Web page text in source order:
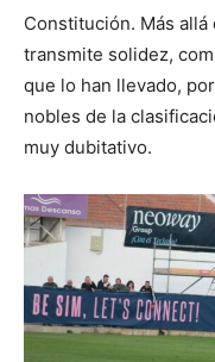
Constitución. Más
transmite solidez,
que lo han llevado,
nobles de la
muy dubitativo.